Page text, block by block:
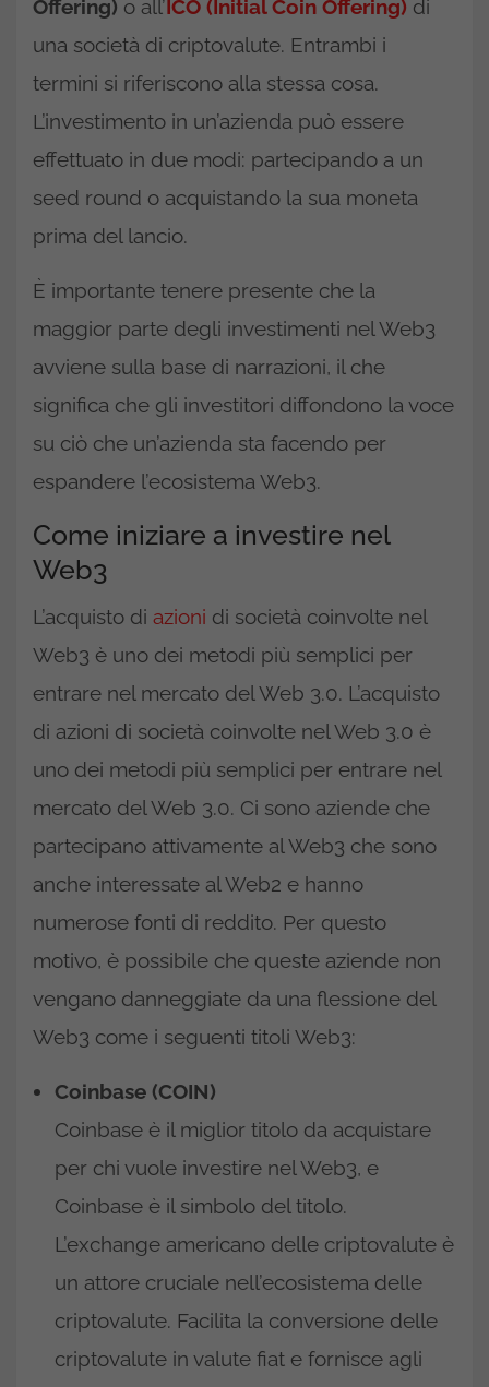
Offering) o all’ICO (Initial Coin Offering) di
una società di criptovalute. Entrambi i
termini si riferiscono alla stessa cosa.
L’investimento in un’azienda può essere
effettuato in due modi: partecipando a un
seed round o acquistando la sua moneta
prima del lancio.
È importante tenere presente che la
maggior parte degli investimenti nel Web3
avviene sulla base di narrazioni, il che
significa che gli investitori diffondono la voce
su ciò che un’azienda sta facendo per
espandere l’ecosistema Web3.
Come iniziare a investire nel
Web3
L’acquisto di azioni di società coinvolte nel
Web3 è uno dei metodi più semplici per
entrare nel mercato del Web 3.0. L’acquisto
di azioni di società coinvolte nel Web 3.0 è
uno dei metodi più semplici per entrare nel
mercato del Web 3.0. Ci sono aziende che
partecipano attivamente al Web3 che sono
anche interessate al Web2 e hanno
numerose fonti di reddito. Per questo
motivo, è possibile che queste aziende non
vengano danneggiate da una flessione del
Web3 come i seguenti titoli Web3:
Coinbase (COIN)
Coinbase è il miglior titolo da acquistare
per chi vuole investire nel Web3, e
Coinbase è il simbolo del titolo.
L’exchange americano delle criptovalute è
un attore cruciale nell’ecosistema delle
criptovalute. Facilita la conversione delle
criptovalute in valute fiat e fornisce agli